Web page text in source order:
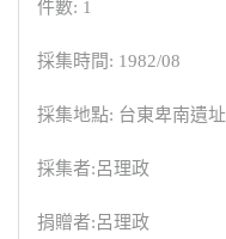
件數: 1
採集時間: 1982/08
採集地點: 台東卑南遺址
採集者:呂理政
捐贈者:呂理政